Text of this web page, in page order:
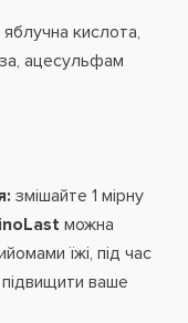
кислота,
ацесульфам
змішайте 1 мірну
можна
їжі, під час
підвищити ваше